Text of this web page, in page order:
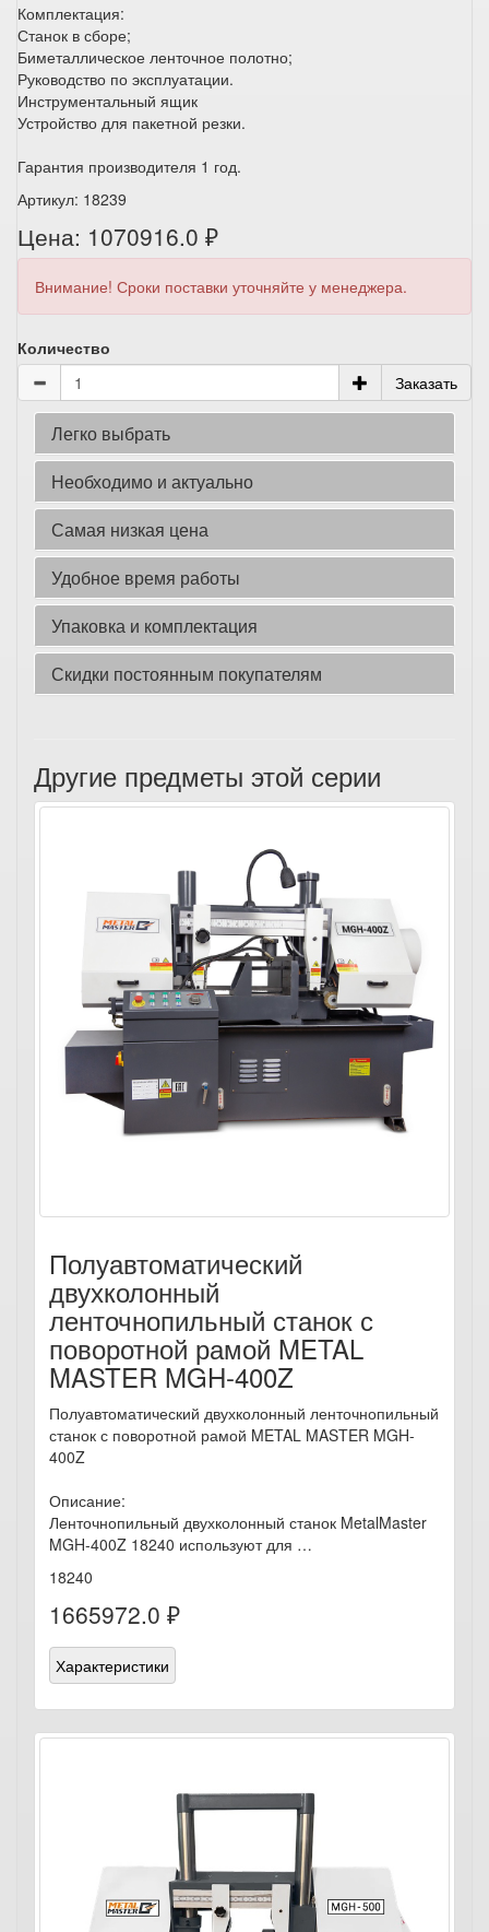
Комплектация:
Станок в сборе;
Биметаллическое ленточное полотно;
Руководство по эксплуатации.
Инструментальный ящик
Устройство для пакетной резки.
Гарантия производителя 1 год.
Артикул: 18239
Цена: 1070916.0 ₽
Внимание! Сроки поставки уточняйте у менеджера.
Количество
Заказать
Легко выбрать
Необходимо и актуально
Самая низкая цена
Удобное время работы
Упаковка и комплектация
Скидки постоянным покупателям
Другие предметы этой серии
Полуавтоматический
двухколонный
ленточнопильный станок с
поворотной рамой METAL
MASTER MGH-400Z
Полуавтоматический двухколонный ленточнопильный
станок с поворотной рамой METAL MASTER MGH-
400Z
Описание:
Ленточнопильный двухколонный станок MetalMaster
MGH-400Z 18240 используют для …
18240
1665972.0 ₽
Характеристики